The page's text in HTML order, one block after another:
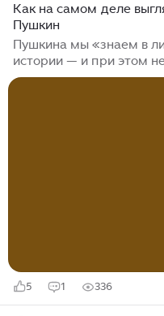
Как на самом деле
Пушкин
Пушкина мы «знаем в
истории — и при этом
1837 году, за два года
5 1 336